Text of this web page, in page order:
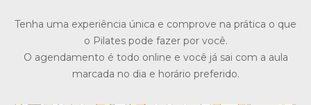
Tenha uma experiência única e comprove na prática o que
o Pilates pode fazer por você.
O agendamento é todo online e você já sai com a aula
marcada no dia e horário preferido.